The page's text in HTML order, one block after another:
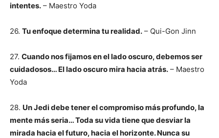
intentes. – Maestro Yoda
26. Tu enfoque determina tu realidad. – Qui-Gon Jinn
27. Cuando nos fijamos en el lado oscuro, debemos ser
cuidadosos… El lado oscuro mira hacia atrás. – Maestro
Yoda
28. Un Jedi debe tener el compromiso más profundo, la
mente más seria… Toda su vida tiene que desviar la
mirada hacia el futuro, hacia el horizonte. Nunca su